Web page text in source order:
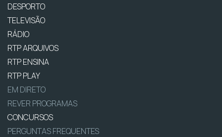
DESPORTO
TELEVISÃO
RÁDIO
RTP ARQUIVOS
RTP ENSINA
RTP PLAY
EM DIRETO
REVER PROGRAMAS
CONCURSOS
PERGUNTAS FREQUENTES